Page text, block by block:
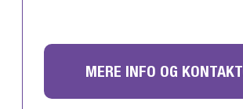
MERE INFO OG KONTAKT